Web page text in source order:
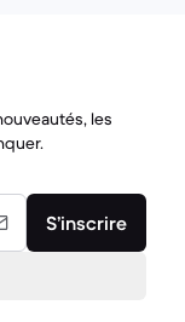
les
S’inscrire